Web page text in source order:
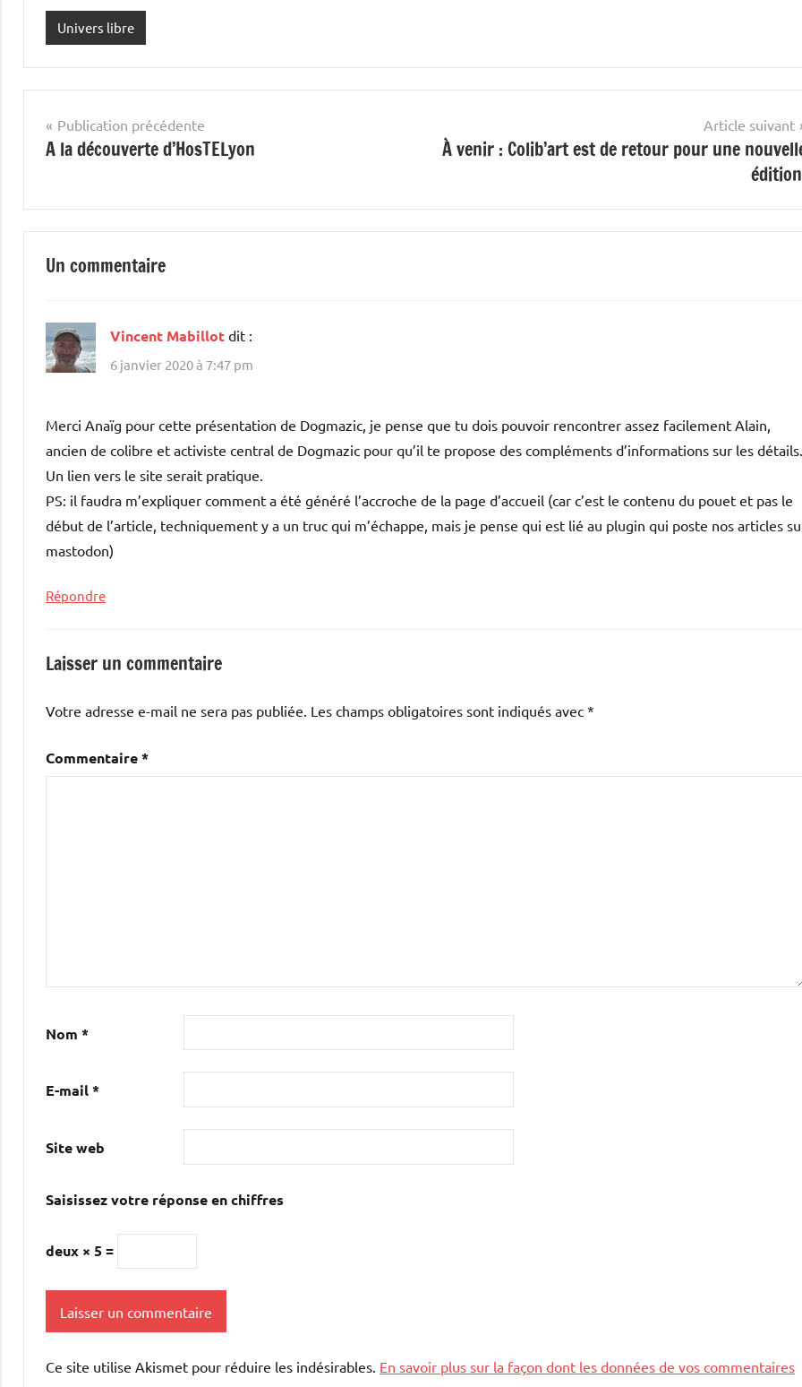
Univers libre
Navigation
de
Publication précédente
A la découverte d’HosTELyon
Article suivant
À venir : Colib’art est de retour pour une
Un commentaire
Vincent Mabillot dit :
6 janvier 2020 à 7:47 pm
Merci Anaïg pour cette présentation de Dogmazic, je pense que tu dois pouvoir rencontrer assez facilement Alain,
ancien de colibre et activiste central de Dogmazic pour qu’il te propose des compléments d’informations sur les détails.
Un lien vers le site serait pratique.
PS: il faudra m’expliquer comment a été généré l’accroche de la page d’accueil (car c’est le contenu du pouet et pas le
début de l’article, techniquement y a un truc qui m’échappe, mais je pense qui est lié au plugin qui poste nos articles
mastodon)
Répondre
Laisser un commentaire
Votre adresse e-mail ne sera pas publiée. Les champs obligatoires sont indiqués avec *
Commentaire*
Nom *
E-mail*
Site web
Saisissez votre réponse en chiffres
deux × 5 =
Ce site utilise Akismet pour réduire les indésirables. En savoir plus sur la façon dont les données de vos commentaires